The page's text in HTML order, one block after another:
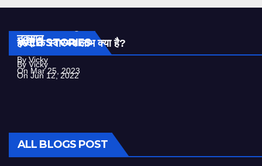
WEB STORIES
नुक्सान
By Vicky
On Mar 25, 2023
हल्दी के स्वास्थ्य लाभ क्या है?
By Vicky
On Jun 12, 2022
ALL BLOGS POST